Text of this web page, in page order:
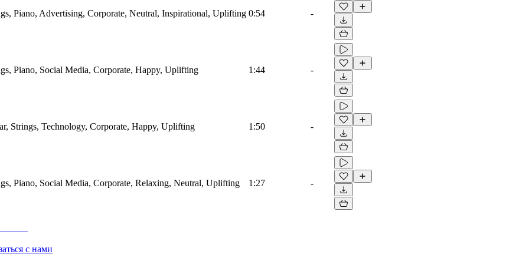
Piano, Advertising, Corporate, Neutral, Inspirational, Uplifting 0:54 -
Piano, Social Media, Corporate, Happy, Uplifting 1:44 -
Strings, Technology, Corporate, Happy, Uplifting 1:50 -
Piano, Social Media, Corporate, Relaxing, Neutral, Uplifting 1:27 -
с нами